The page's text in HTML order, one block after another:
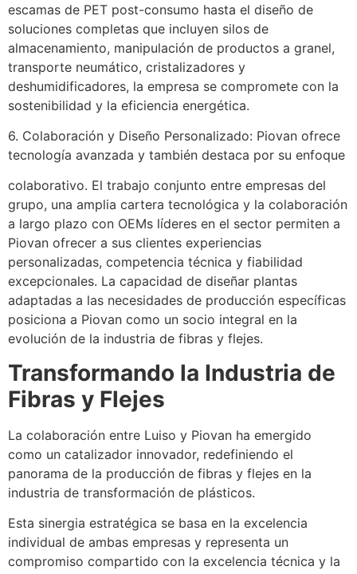
escamas de PET post-consumo hasta el diseño de
soluciones completas que incluyen silos de
almacenamiento, manipulación de productos a granel,
transporte neumático, cristalizadores y
deshumidificadores, la empresa se compromete con la
sostenibilidad y la eficiencia energética.
6. Colaboración y Diseño Personalizado: Piovan ofrece
tecnología avanzada y también destaca por su enfoque
colaborativo. El trabajo conjunto entre empresas del
grupo, una amplia cartera tecnológica y la colaboración
a largo plazo con OEMs líderes en el sector permiten a
Piovan ofrecer a sus clientes experiencias
personalizadas, competencia técnica y fiabilidad
excepcionales. La capacidad de diseñar plantas
adaptadas a las necesidades de producción específicas
posiciona a Piovan como un socio integral en la
evolución de la industria de fibras y flejes.
Transformando la Industria de
Fibras y Flejes
La colaboración entre Luiso y Piovan ha emergido
como un catalizador innovador, redefiniendo el
panorama de la producción de fibras y flejes en la
industria de transformación de plásticos.
Esta sinergia estratégica se basa en la excelencia
individual de ambas empresas y representa un
compromiso compartido con la excelencia técnica y la